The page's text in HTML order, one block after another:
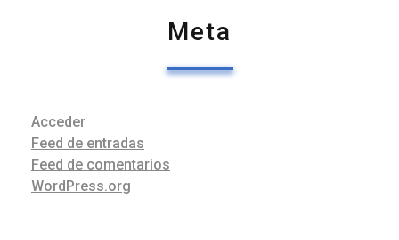
Meta
Acceder
Feed de entradas
Feed de comentarios
WordPress.org